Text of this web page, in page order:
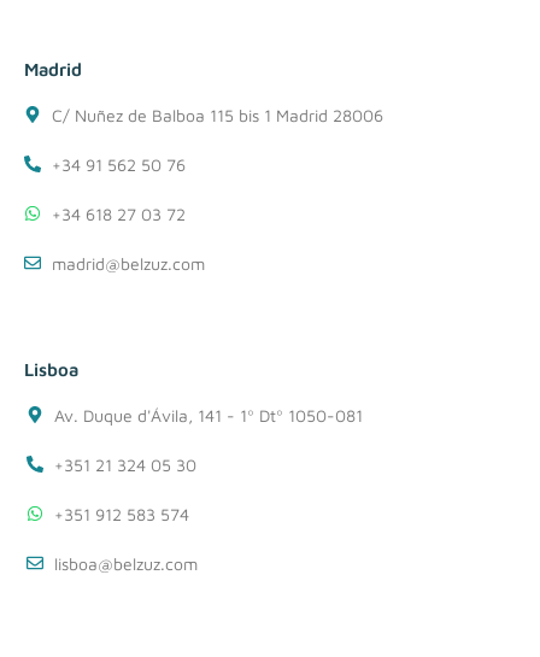
Madrid
C/ Nuñez de Balboa 115 bis 1 Madrid 28006
+34 91 562 50 76
+34 618 27 03 72
madrid@belzuz.com
Lisboa
Av. Duque d'Ávila, 141 - 1º Dtº 1050-081
+351 21 324 05 30
+351 912 583 574
lisboa@belzuz.com